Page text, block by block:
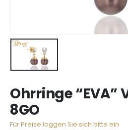
Ohrringe “EVA”
8GO
Für Preise loggen Sie sich bitte ein